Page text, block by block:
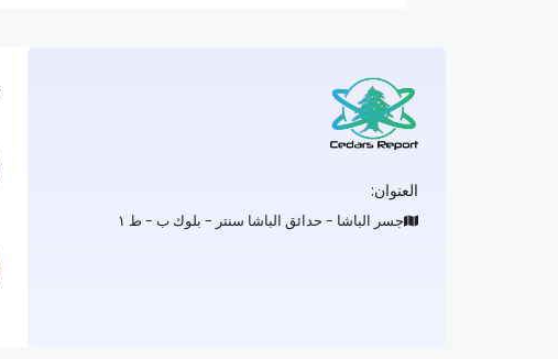
العنوان:
جسر الباشا - حدائق الباشا سنتر - بلوك ب - ط ١